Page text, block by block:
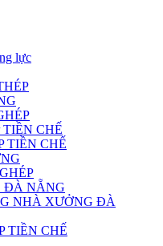
lực
CHẾ
TIỀN CHẾ
ĐÀ NẴNG
NHÀ XƯỞNG ĐÀ
TIỀN CHẾ